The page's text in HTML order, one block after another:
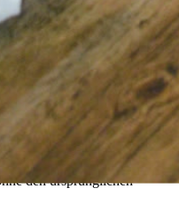
weiter – mit Bedacht und
bei jedem Besuch etwas
wieder. Wir renovieren
den ursprünglichen